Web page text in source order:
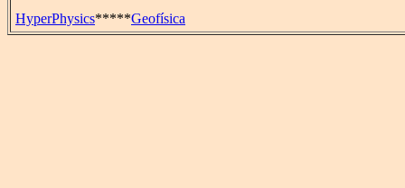
HyperPhysics*****Geofísica